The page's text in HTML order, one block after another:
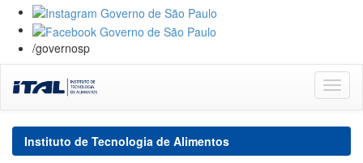
/governosp
navigation
Instituto de Tecnologia de Alimentos